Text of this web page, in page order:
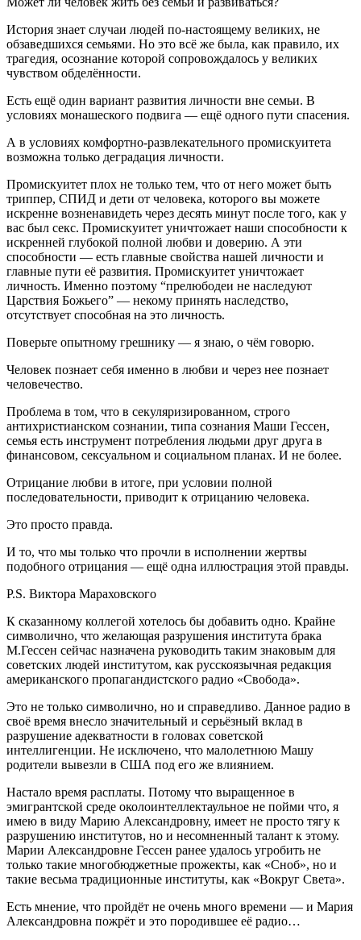
История знает случаи людей по-настоящему великих, не
обзаведшихся семьями. Но это всё же была, как правило, их
трагедия, осознание которой сопровождалось у великих
чувством обделённости.
Есть ещё один вариант развития личности вне семьи. В
условиях монашеского подвига — ещё одного пути спасения.
А в условиях комфортно-развлекательного промискуитета
возможна только деградация личности.
Промискуитет плох не только тем, что от него может быть
триппер, СПИД и дети от человека, которого вы можете
искренне возненавидеть через десять минут после того, как у
вас был секс. Промискуитет уничтожает наши способности к
искренней глубокой полной любви и доверию. А эти
способности — есть главные свойства нашей личности и
главные пути её развития. Промискуитет уничтожает
личность. Именно поэтому “прелюбодеи не наследуют
Царствия Божьего” — некому принять наследство,
отсутствует способная на это личность.
Поверьте опытному грешнику — я знаю, о чём говорю.
Человек познает себя именно в любви и через нее познает
человечество.
Проблема в том, что в секуляризированном, строго
антихристианском сознании, типа сознания Маши Гессен,
семья есть инструмент потребления людьми друг друга в
финансовом, сексуальном и социальном планах. И не более.
Отрицание любви в итоге, при условии полной
последовательности, приводит к отрицанию человека.
Это просто правда.
И то, что мы только что прочли в исполнении жертвы
подобного отрицания — ещё одна иллюстрация этой правды.
P.S. Виктора Мараховского
К сказанному коллегой хотелось бы добавить одно. Крайне
символично, что желающая разрушения института брака
М.Гессен сейчас назначена руководить таким знаковым для
советских людей институтом, как русскоязычная редакция
американского пропагандистского радио «Свобода».
Это не только символично, но и справедливо. Данное радио в
своё время внесло значительный и серьёзный вклад в
разрушение адекватности в головах советской
интеллигенции. Не исключено, что малолетнюю Машу
родители вывезли в США под его же влиянием.
Настало время расплаты. Потому что выращенное в
эмигрантской среде околоинтеллектаульное не пойми что, я
имею в виду Марию Александровну, имеет не просто тягу к
разрушению институтов, но и несомненный талант к этому.
Марии Александровне Гессен ранее удалось угробить не
только такие многобюджетные прожекты, как «Сноб», но и
такие весьма традиционные институты, как «Вокруг Света».
Есть мнение, что пройдёт не очень много времени — и Мария
Александровна пожрёт и это породившее её радио…